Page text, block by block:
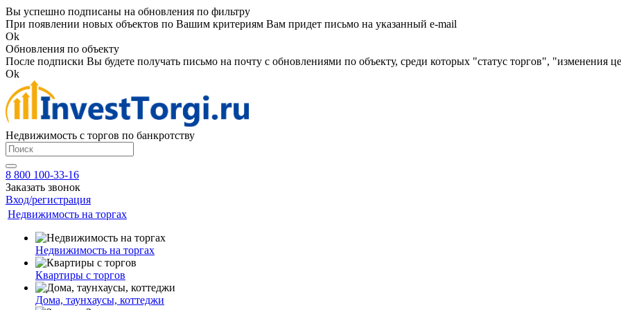
Вы успешно подписаны на обновления по фильтру
При появлении новых объектов по Вашим критериям Вам придет письмо на указанный e-mail
Ok
Обновления по объекту
После подписки Вы будете получать письмо на почту с обновлениями по объекту, среди которых "статус торгов", "изменения
Ok
Недвижимость с торгов по банкротству
8 800 100-33-16
Заказать звонок
Вход/регистрация
Недвижимость на торгах
Недвижимость на торгах
Квартиры с торгов
Дома, таунхаусы, коттеджи